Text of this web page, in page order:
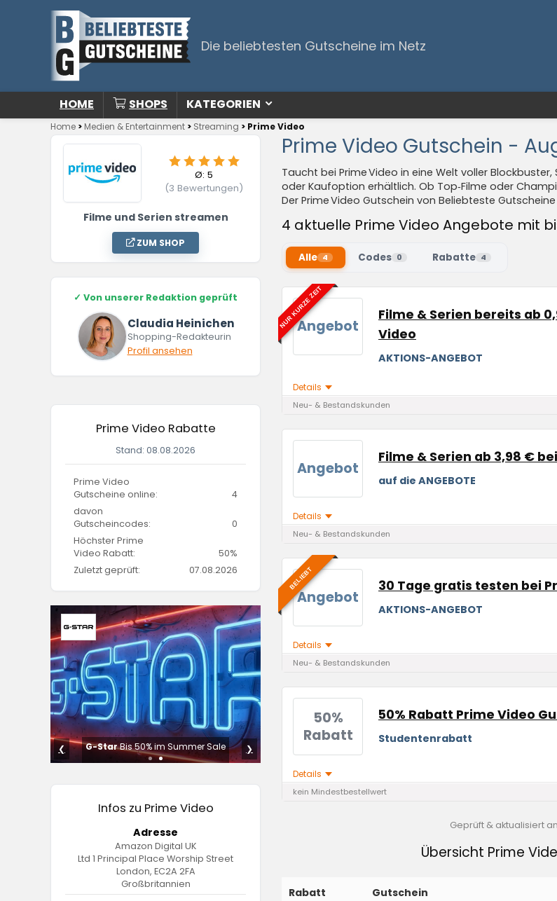
Die beliebtesten Gutscheine im Netz
HOME SHOPS KATEGORIEN
Home > Medien & Entertainment > Streaming > Prime Video
Prime Video Gutschein -
Taucht bei Prime Video in eine Welt voller
oder Kaufoption erhältlich. Ob Top‑Filme oder
Der Prime Video Gutschein von Beliebteste
4 aktuelle Prime Video Angebote mit
Filme und Serien streamen
Ø: 5
(3 Bewertungen)
ZUM SHOP
✓ Von unserer Redaktion geprüft
Claudia Heinichen
Shopping-Redakteurin
Profil ansehen
Alle 4 Codes 0 Rabatte 4
NUR KURZE ZEIT
Angebot
Filme & Serien bereits ab
Video
AKTIONS-ANGEBOT
Details
Neu- & Bestandskunden
Angebot
Filme & Serien ab 3,98 €
auf die ANGEBOTE
Details
Neu- & Bestandskunden
BELIEBT
Angebot
30 Tage gratis testen bei
AKTIONS-ANGEBOT
Details
Neu- & Bestandskunden
50%
Rabatt
50% Rabatt Prime Video
Studentenrabatt
Details
kein Mindestbestellwert
Geprüft & aktualisiert
Übersicht Prime
Rabatt Gutschein
Prime Video Rabatte
Stand: 08.08.2026
Prime Video
Gutscheine online:
4
davon
Gutscheincodes:
0
Höchster Prime
Video Rabatt:
50%
Zuletzt geprüft:
07.08.2026
G-StarBis 50% im Summer Sale
❮ ❯
Infos zu Prime Video
Adresse
Amazon Digital UK
Ltd 1 Principal Place Worship Street
London, EC2A 2FA
Großbritannien